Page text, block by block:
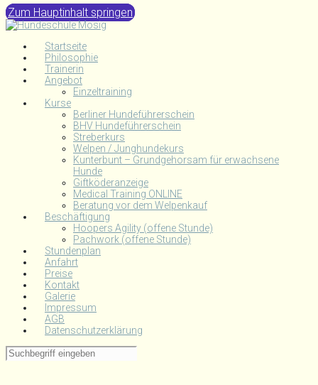
Zum Hauptinhalt springen
Startseite
Philosophie
Trainerin
Angebot
Einzeltraining
Kurse
Berliner Hundeführerschein
BHV Hundeführerschein
Streberkurs
Welpen / Junghundekurs
Kunterbunt – Grundgehorsam für erwachsene
Hunde
Giftköderanzeige
Medical Training ONLINE
Beratung vor dem Welpenkauf
Beschäftigung
Hoopers Agility (offene Stunde)
Pachwork (offene Stunde)
Stundenplan
Anfahrt
Preise
Kontakt
Galerie
Impressum
AGB
Datenschutzerklärung